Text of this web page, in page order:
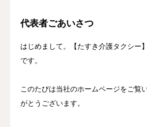
代表者ごあいさつ
はじめまして。【たすき介護タクシ
です。
このたびは当社のホームページをご覧
がとうございます。